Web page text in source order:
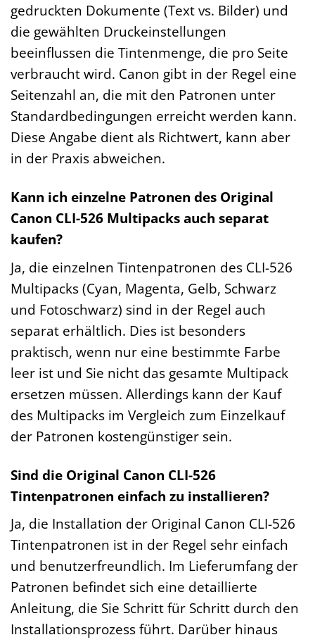
gedruckten Dokumente (Text vs. Bilder) und
die gewählten Druckeinstellungen
beeinflussen die Tintenmenge, die pro Seite
verbraucht wird. Canon gibt in der Regel eine
Seitenzahl an, die mit den Patronen unter
Standardbedingungen erreicht werden kann.
Diese Angabe dient als Richtwert, kann aber
in der Praxis abweichen.
Kann ich einzelne Patronen des Original
Canon CLI-526 Multipacks auch separat
kaufen?
Ja, die einzelnen Tintenpatronen des CLI-526
Multipacks (Cyan, Magenta, Gelb, Schwarz
und Fotoschwarz) sind in der Regel auch
separat erhältlich. Dies ist besonders
praktisch, wenn nur eine bestimmte Farbe
leer ist und Sie nicht das gesamte Multipack
ersetzen müssen. Allerdings kann der Kauf
des Multipacks im Vergleich zum Einzelkauf
der Patronen kostengünstiger sein.
Sind die Original Canon CLI-526
Tintenpatronen einfach zu installieren?
Ja, die Installation der Original Canon CLI-526
Tintenpatronen ist in der Regel sehr einfach
und benutzerfreundlich. Im Lieferumfang der
Patronen befindet sich eine detaillierte
Anleitung, die Sie Schritt für Schritt durch den
Installationsprozess führt. Darüber hinaus